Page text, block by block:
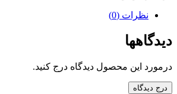
نظرات (0)
دیدگاهها
درمورد این محصول دیدگاه درج کنید.
درج دیدگاه